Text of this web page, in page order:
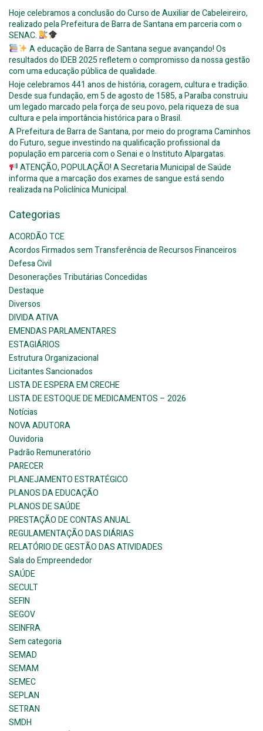
Hoje celebramos a conclusão do Curso de Auxiliar de Cabeleireiro,
realizado pela Prefeitura de Barra de Santana em parceria com o
SENAC.
A educação de Barra de Santana segue avançando! Os
resultados do IDEB 2025 refletem o compromisso da nossa gestão
com uma educação pública de qualidade.
Hoje celebramos 441 anos de história, coragem, cultura e tradição.
Desde sua fundação, em 5 de agosto de 1585, a Paraíba construiu
um legado marcado pela força de seu povo, pela riqueza de sua
cultura e pela importância histórica para o Brasil.
A Prefeitura de Barra de Santana, por meio do programa Caminhos
do Futuro, segue investindo na qualificação profissional da
população em parceria com o Senai e o Instituto Alpargatas.
ATENÇÃO, POPULAÇÃO! A Secretaria Municipal de Saúde
informa que a marcação dos exames de sangue está sendo
realizada na Policlínica Municipal.
Categorias
ACORDÃO TCE
Acordos Firmados sem Transferência de Recursos Financeiros
Defesa Civil
Desonerações Tributárias Concedidas
Destaque
Diversos
DIVIDA ATIVA
EMENDAS PARLAMENTARES
ESTAGIÁRIOS
Estrutura Organizacional
Licitantes Sancionados
LISTA DE ESPERA EM CRECHE
LISTA DE ESTOQUE DE MEDICAMENTOS – 2026
Notícias
NOVA ADUTORA
Ouvidoria
Padrão Remuneratório
PARECER
PLANEJAMENTO ESTRATÉGICO
PLANOS DA EDUCAÇÃO
PLANOS DE SAÚDE
PRESTAÇÃO DE CONTAS ANUAL
REGULAMENTAÇÃO DAS DIÁRIAS
RELATÓRIO DE GESTÃO DAS ATIVIDADES
Sala do Empreendedor
SAÚDE
SECULT
SEFIN
SEGOV
SEINFRA
Sem categoria
SEMAD
SEMAM
SEMEC
SEPLAN
SETRAN
SMDH